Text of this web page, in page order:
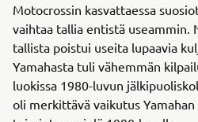
Motocrossin kasvattaessa
vaihtaa tallia entistä useammin.
tallista poistui useita lupaavia
Yamahasta tuli vähemmän
luokissa 1980-luvun
oli merkittävä vaikutus